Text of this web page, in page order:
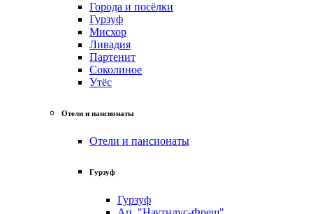
Города и посёлки
Гурзуф
Мисхор
Ливадия
Партенит
Соколиное
Утёс
Отели и пансионаты
Отели и пансионаты
Гурзуф
Гурзуф